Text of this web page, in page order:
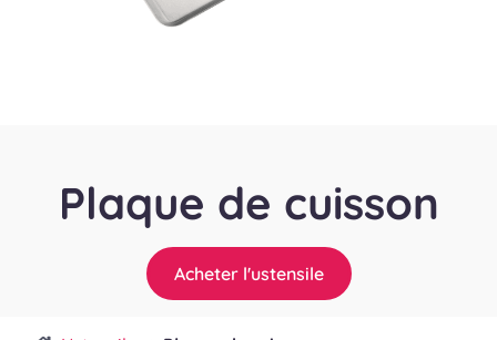
Plaque de cuisson
Acheter l'ustensile